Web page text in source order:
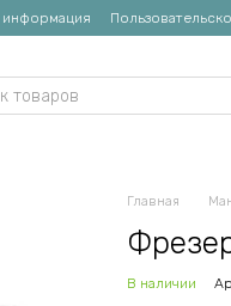
информация
Главная
В наличии